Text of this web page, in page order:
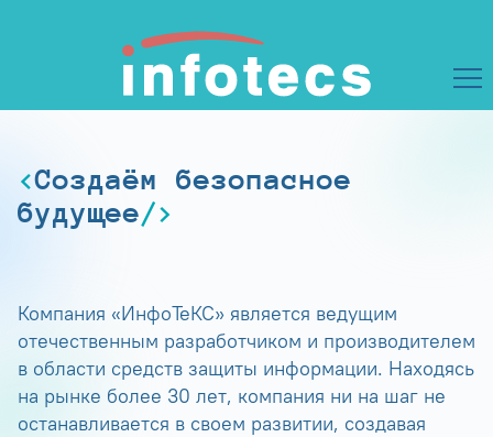
Создаём безопасное
будущее
Компания «ИнфоТеКС» является ведущим
отечественным разработчиком и производителем
в области средств защиты информации. Находясь
на рынке более 30 лет, компания ни на шаг не
останавливается в своем развитии, создавая